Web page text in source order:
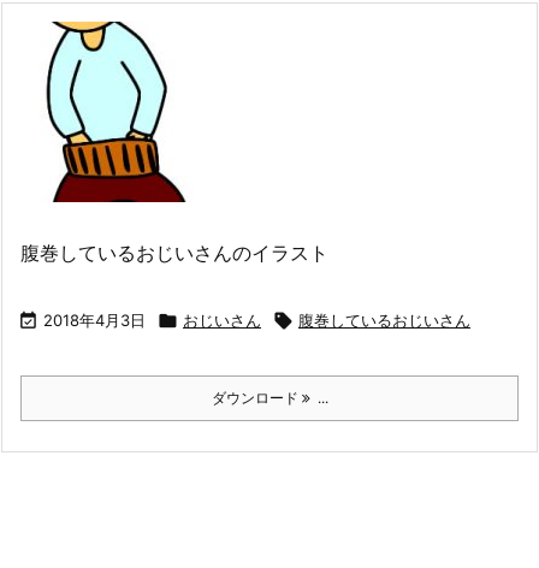
腹巻しているおじいさんのイラスト
 2018年4月3日  おじいさん  腹巻しているおじいさん
ダウンロード ...